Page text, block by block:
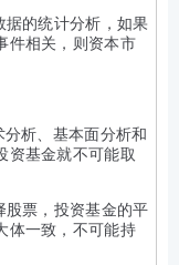
的统计分析，如果
件相关，则资本市
析、基本面分析和
资基金就不可能取
股票，投资基金的平
体一致，不可能持